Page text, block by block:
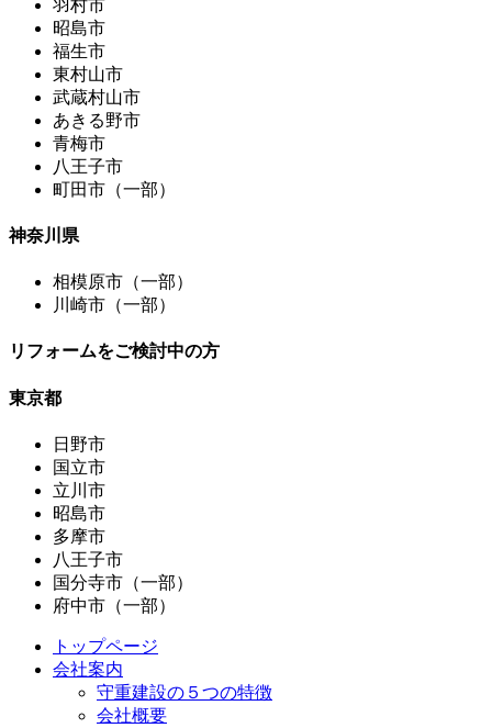
羽村市
昭島市
福生市
東村山市
武蔵村山市
あきる野市
青梅市
八王子市
町田市（一部）
神奈川県
相模原市（一部）
川崎市（一部）
リフォームをご検討中の方
東京都
日野市
国立市
立川市
昭島市
多摩市
八王子市
国分寺市（一部）
府中市（一部）
トップページ
会社案内
守重建設の５つの特徴
会社概要